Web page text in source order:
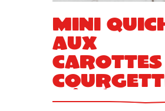
Mini
aux
carottes
râpées